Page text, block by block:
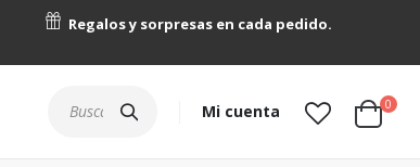
Regalos y sorpresas en cada pedido.
Mi cuenta Cart
0